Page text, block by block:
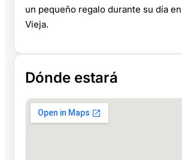
un pequeño regalo durante su día
Vieja.
Dónde estará